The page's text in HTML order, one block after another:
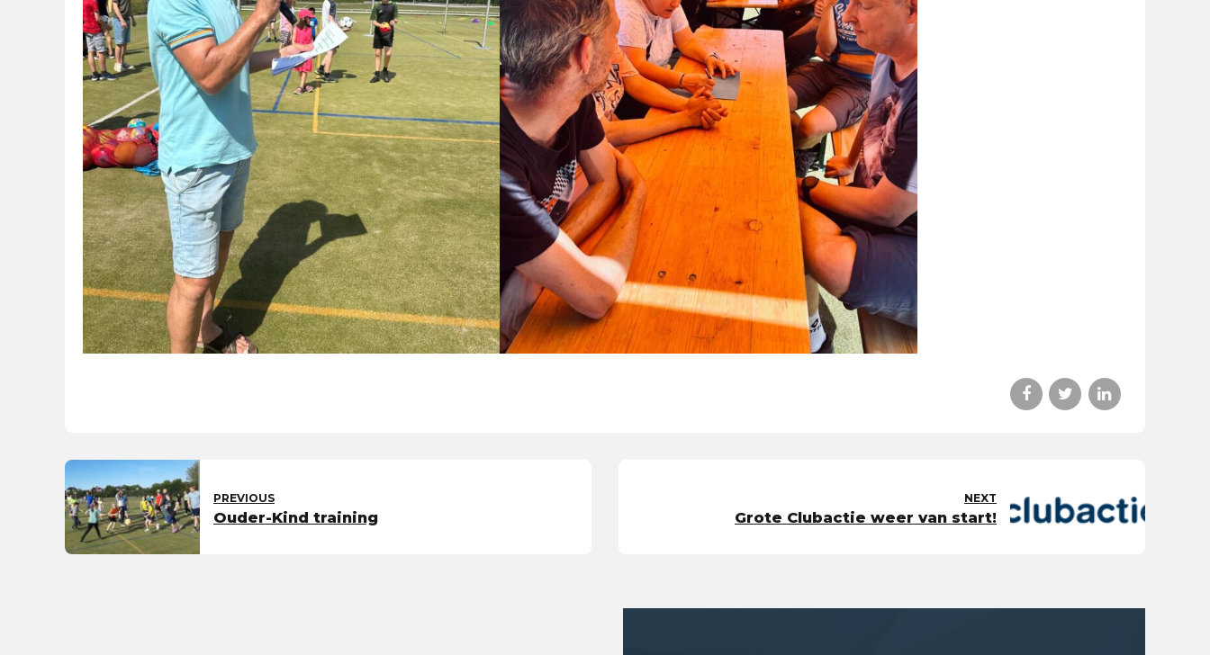
PREVIOUS
Ouder-Kind training
NEXT
Grote Clubactie weer van start!